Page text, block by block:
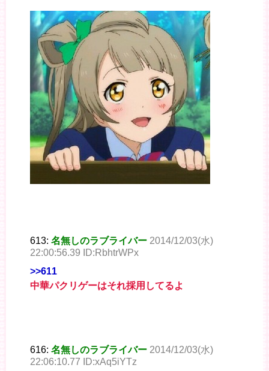
613: 名無しのラブライバー 2014/12/03(水)
22:00:56.39 ID:RbhtrWPx
>>611
中華パクリゲーはそれ採用してるよ
616: 名無しのラブライバー 2014/12/03(水)
22:06:10.77 ID:xAq5iYTz